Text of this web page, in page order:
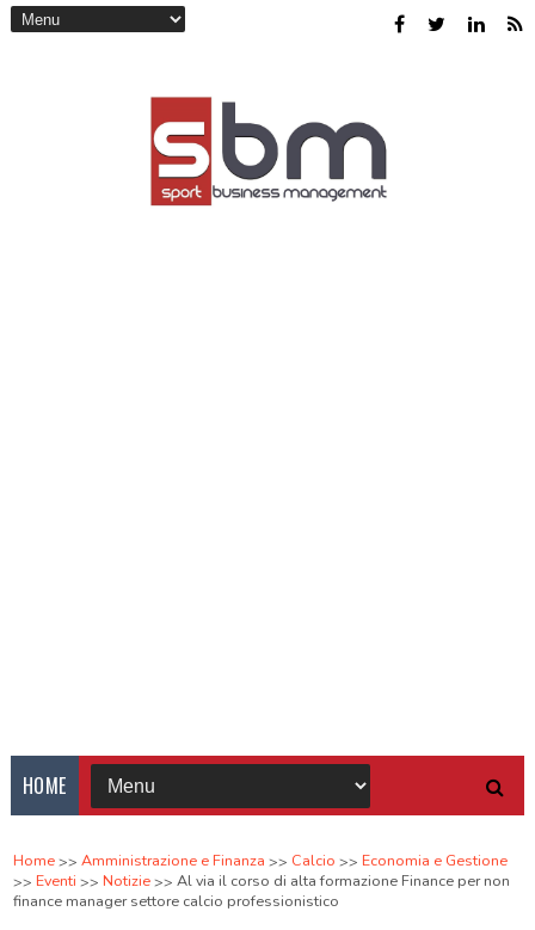
HOME
Home Amministrazione e Finanza Calcio
Economia e Gestione
Eventi
Notizie
Al via il corso di alta formazione Finance per non
finance manager settore calcio professionistico